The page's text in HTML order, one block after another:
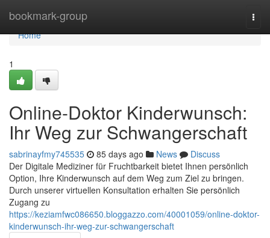
bookmark-group
Home
Home
1
Online-Doktor Kinderwunsch:
Ihr Weg zur Schwangerschaft
sabrinayfmy745535 85 days ago News
Discuss
Der Digitale Mediziner für Fruchtbarkeit bietet Ihnen persönlich
Option, Ihre Kinderwunsch auf dem Weg zum Ziel zu bringen.
Durch unserer virtuellen Konsultation erhalten Sie persönlich
Zugang zu
https://keziamfwc086650.bloggazzo.com/40001059/online-doktor-
kinderwunsch-ihr-weg-zur-schwangerschaft